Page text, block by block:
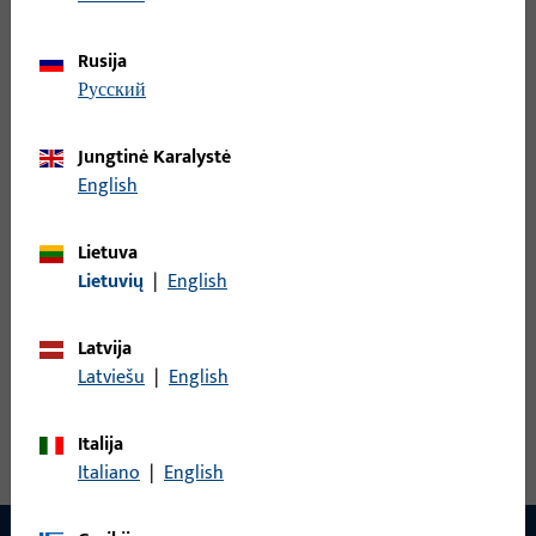
Rankenos štiftas, bendras plotis 9 mm, bendras aukštis / gylis
Rankenos štiftas, bendras plotis 9 mm, bendras aukštis / gylis
Peržiūrėti visus variantus
Rusija
русский
Jungtinė Karalystė
English
Lietuva
Lietuvių | English
Latvija
Latviešu | English
Italija
Italiano | English